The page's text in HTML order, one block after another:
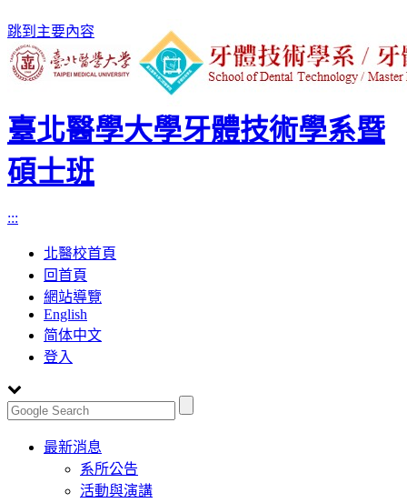
跳到主要內容
臺北醫學大學牙體技術學系暨
碩士班
:::
北醫校首頁
回首頁
網站導覽
English
简体中文
登入
Toggle
navigation
最新消息
系所公告
活動與演講